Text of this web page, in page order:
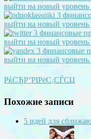
РќСЂР°РІРёС‚СЃСЏ
Похожие записи
5 идей для